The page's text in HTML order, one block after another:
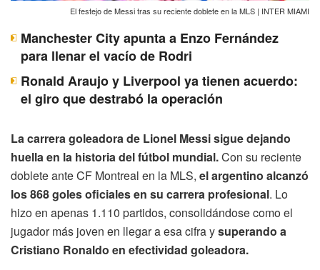
El festejo de Messi tras su reciente doblete en la MLS | INTER MIAMI
Manchester City apunta a Enzo Fernández
para llenar el vacío de Rodri
Ronald Araujo y Liverpool ya tienen acuerdo:
el giro que destrabó la operación
La carrera goleadora de Lionel Messi sigue dejando
huella en la historia del fútbol mundial.Con su reciente
doblete ante CF Montreal en la MLS, el argentino alcanzó
los 868 goles oficiales en su carrera profesional. Lo
hizo en apenas 1.110 partidos, consolidándose como el
jugador más joven en llegar a esa cifra ysuperando a
Cristiano Ronaldo en efectividad goleadora.